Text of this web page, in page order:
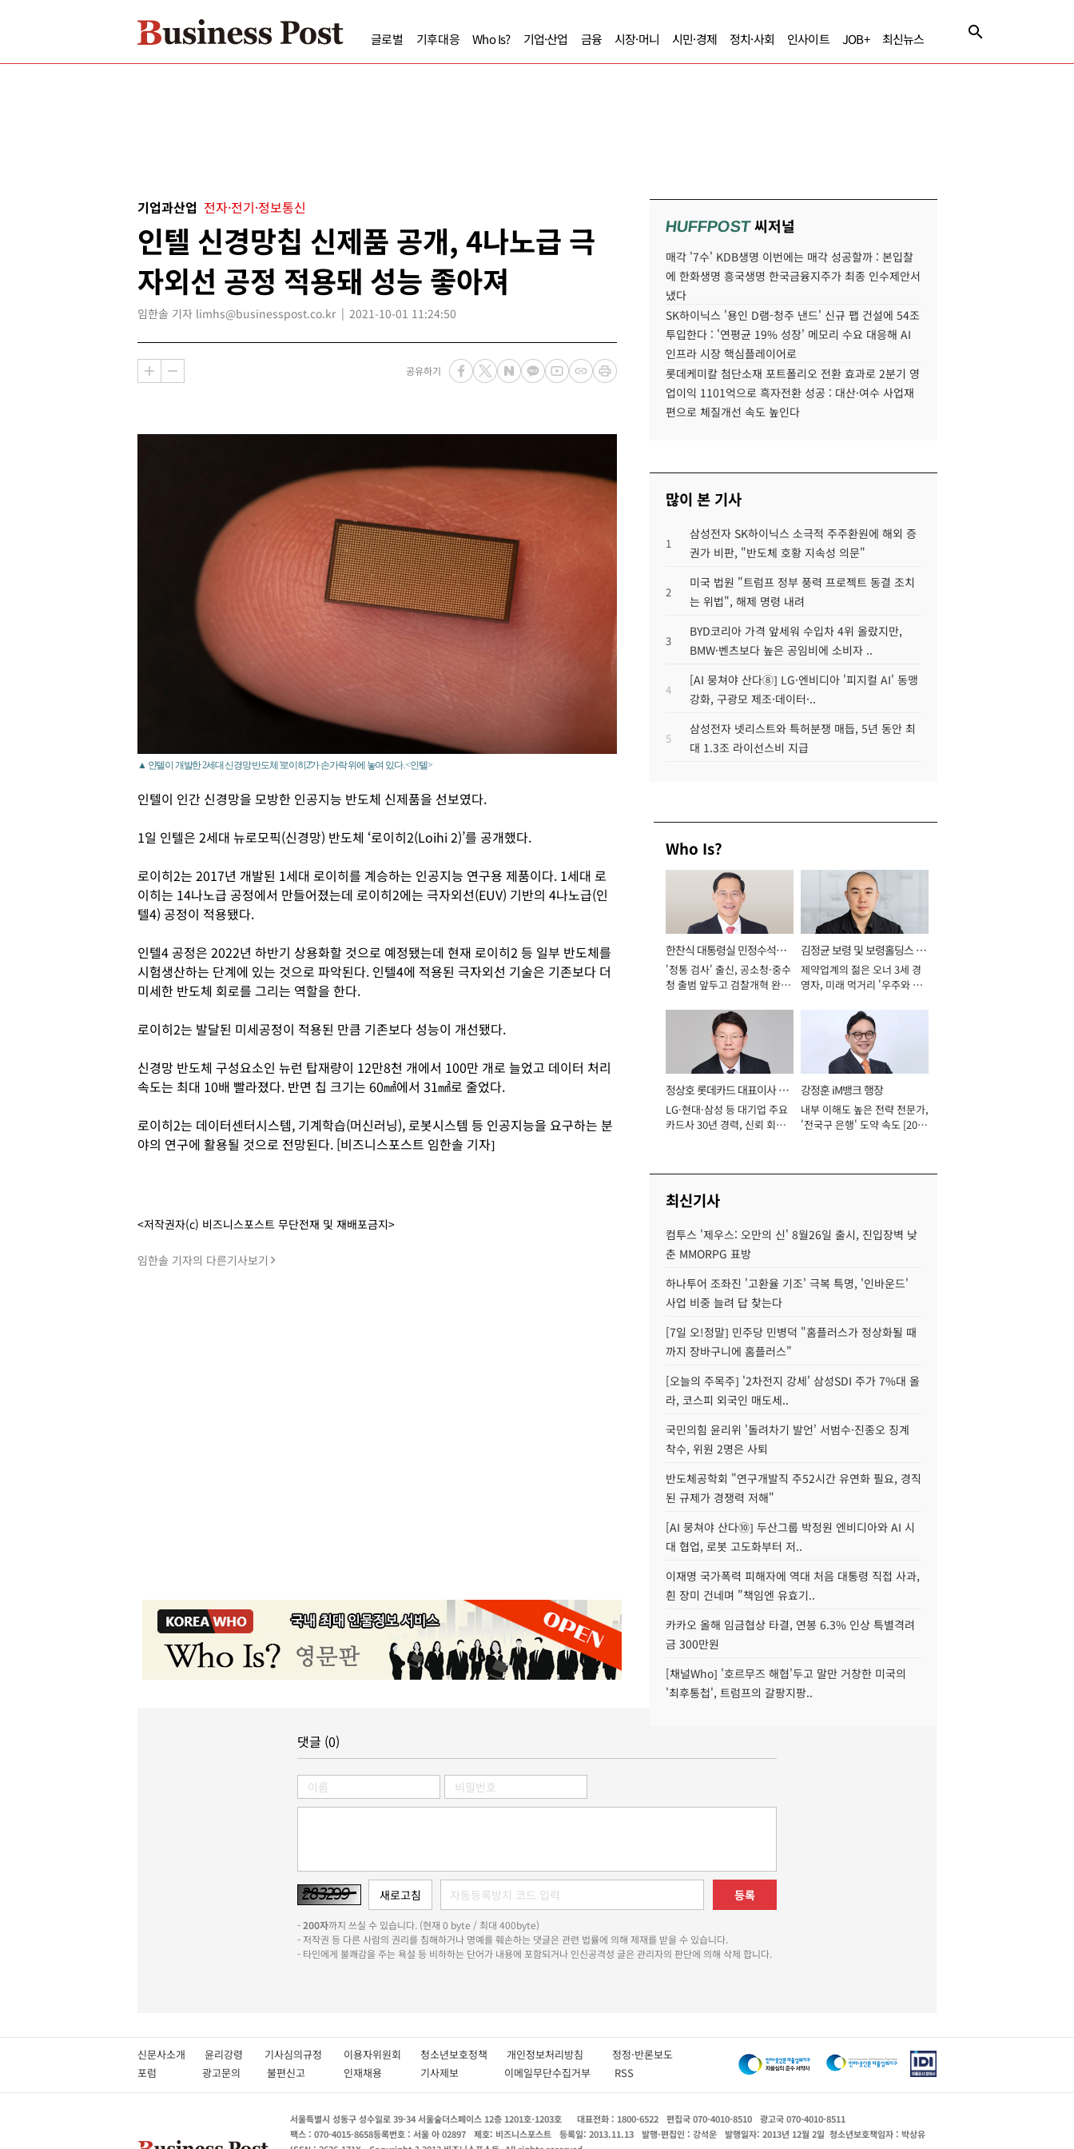
글로벌 기후대응 Who Is? 기업·산업 금융 시장·머니 시민·경제 정치·사회 인사이트 JOB+ 최신뉴스
기업과산업 전자·전기·정보통신
인텔 신경망칩 신제품 공개, 4나노급 극
자외선 공정 적용돼 성능 좋아져
임한솔 기자 limhs@businesspost.co.kr 2021-10-01 11:24:50
공유하기
▲ 인텔이 개발한 2세대 신경망 반도체 '로이히2'가 손가락 위에 놓여 있다. <인텔>
인텔이 인간 신경망을 모방한 인공지능 반도체 신제품을 선보였다.
1일 인텔은 2세대 뉴로모픽(신경망) 반도체 ‘로이히2(Loihi 2)’를 공개했다.
로이히2는 2017년 개발된 1세대 로이히를 계승하는 인공지능 연구용 제품이다. 1세대 로
이히는 14나노급 공정에서 만들어졌는데 로이히2에는 극자외선(EUV) 기반의 4나노급(인
텔4) 공정이 적용됐다.
인텔4 공정은 2022년 하반기 상용화할 것으로 예정됐는데 현재 로이히2 등 일부 반도체를
시험생산하는 단계에 있는 것으로 파악된다. 인텔4에 적용된 극자외선 기술은 기존보다 더
미세한 반도체 회로를 그리는 역할을 한다.
로이히2는 발달된 미세공정이 적용된 만큼 기존보다 성능이 개선됐다.
신경망 반도체 구성요소인 뉴런 탑재량이 12만8천 개에서 100만 개로 늘었고 데이터 처리
속도는 최대 10배 빨라졌다. 반면 칩 크기는 60㎟에서 31㎟로 줄었다.
로이히2는 데이터센터시스템, 기계학습(머신러닝), 로봇시스템 등 인공지능을 요구하는 분
야의 연구에 활용될 것으로 전망된다. [비즈니스포스트 임한솔 기자]
<저작권자(c) 비즈니스포스트 무단전재 및 재배포금지>
임한솔 기자의 다른기사보기
HUFFPOST씨저널
매각 '7수' KDB생명 이번에는 매각 성공할까 : 본입찰
에 한화생명 흥국생명 한국금융지주가 최종 인수제안서
냈다
SK하이닉스 '용인 D램-청주 낸드' 신규 팹 건설에 54조
투입한다 : '연평균 19% 성장' 메모리 수요 대응해 AI
인프라 시장 핵심플레이어로
롯데케미칼 첨단소재 포트폴리오 전환 효과로 2분기 영
업이익 1101억으로 흑자전환 성공 : 대산·여수 사업재
편으로 체질개선 속도 높인다
많이 본 기사
1
삼성전자 SK하이닉스 소극적 주주환원에 해외 증
권가 비판, "반도체 호황 지속성 의문"
2
미국 법원 "트럼프 정부 풍력 프로젝트 동결 조치
는 위법", 해제 명령 내려
3
BYD코리아 가격 앞세워 수입차 4위 올랐지만,
BMW·벤츠보다 높은 공임비에 소비자 ..
4
[AI 뭉쳐야 산다⑧] LG·엔비디아 '피지컬 AI' 동맹
강화, 구광모 제조·데이터·..
5
삼성전자 넷리스트와 특허분쟁 매듭, 5년 동안 최
대 1.3조 라이선스비 지급
Who Is?
한찬식 대통령실 민정수석비
서관
'정통 검사' 출신, 공소청·중수
청 출범 앞두고 검찰개혁 완수
김정균 보령 및 보령홀딩스 대
표이사 사장
제약업계의 젊은 오너 3세 경
영자, 미래 먹거리 '우주와 헬
정상호 롯데카드 대표이사 사
장
LG·현대·삼성 등 대기업 주요
카드사 30년 경력, 신뢰 회복
강정훈 iM뱅크 행장
내부 이해도 높은 전략 전문가,
'전국구 은행' 도약 속도 [2026
최신기사
컴투스 '제우스: 오만의 신' 8월26일 출시, 진입장벽 낮
춘 MMORPG 표방
하나투어 조좌진 '고환율 기조' 극복 특명, '인바운드'
사업 비중 늘려 답 찾는다
[7일 오!정말] 민주당 민병덕 "홈플러스가 정상화될 때
까지 장바구니에 홈플러스"
[오늘의 주목주] '2차전지 강세' 삼성SDI 주가 7%대 올
라, 코스피 외국인 매도세..
국민의힘 윤리위 '돌려차기 발언' 서범수·진종오 징계
착수, 위원 2명은 사퇴
반도체공학회 "연구개발직 주52시간 유연화 필요, 경직
된 규제가 경쟁력 저해"
[AI 뭉쳐야 산다⑩] 두산그룹 박정원 엔비디아와 AI 시
대 협업, 로봇 고도화부터 저..
이재명 국가폭력 피해자에 역대 처음 대통령 직접 사과,
흰 장미 건네며 "책임엔 유효기..
카카오 올해 임금협상 타결, 연봉 6.3% 인상 특별격려
금 300만원
[채널Who] '호르무즈 해협'두고 말만 거창한 미국의
'최후통첩', 트럼프의 갈팡지팡..
댓글 (0)
등록
-200자까지 쓰실 수 있습니다. (현재 0 byte / 최대 400byte)
- 저작권 등 다른 사람의 권리를 침해하거나 명예를 훼손하는 댓글은 관련 법률에 의해 제재를 받을 수 있습니다.
- 타인에게 불쾌감을 주는 욕설 등 비하하는 단어가 내용에 포함되거나 인신공격성 글은 관리자의 판단에 의해 삭제 합니다.
신문사소개 윤리강령 기사심의규정 이용자위원회 청소년보호정책 개인정보처리방침 정정·반론보도
포럼
광고문의 불편신고 인재채용 기사제보 이메일무단수집거부 RSS
서울특별시 성동구 성수일로 39-34 서울숲더스페이스 12층 1201호-1203호 대표전화 : 1800-6522 편집국 070-4010-8510
광고국 070-4010-8511
팩스 : 070-4015-8658등록번호 : 서울 아 02897 제호: 비즈니스포스트 등록일: 2013.11.13 발행·편집인 : 강석운 발행일자: 2013년 12월 2일 청소년보호책임자 : 박상유